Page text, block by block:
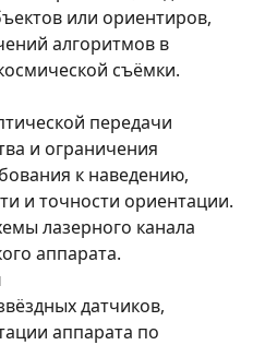
или ориентиров,
алгоритмов в
съёмки.
передачи
и ограничения
к наведению,
и точности ориентации.
лазерного канала
аппарата.
датчиков,
аппарата по